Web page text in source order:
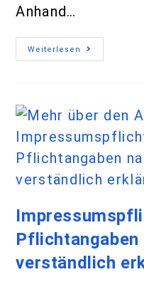
Anhand…
Weiterlesen
Pflichtangaben
verständlich